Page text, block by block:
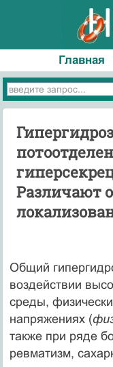
Главная
Различают
Общий
воздействии
среды,
напряжениях (
также при ряде
ревматизм,